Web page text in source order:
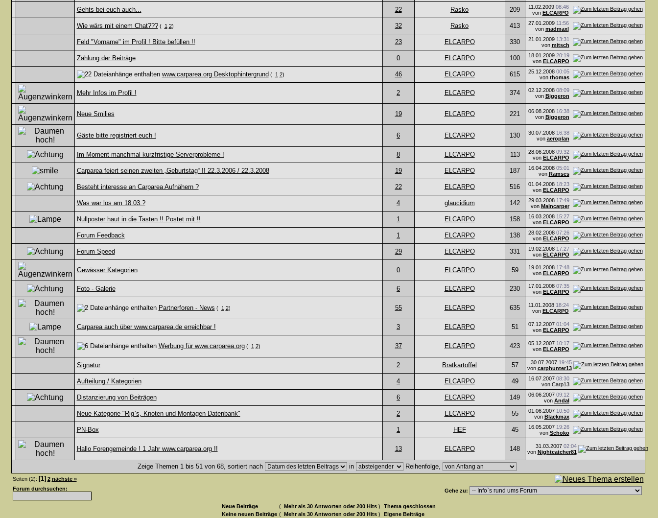
Gehts bei euch auch... 22 Rasko 209 11.02.2009 08:46
von ELCARPO
Wie wärs mit einem Chat???( 1 2) 32 Rasko 413 27.01.2009 11:56
von madmaxl
Feld "Vorname" im Profil ! Bitte befüllen !! 23 ELCARPO 330 21.01.2009 13:31
von mitsch
Zählung der Beiträge 0 ELCARPO 100 18.01.2009 20:19
von ELCARPO
www.carparea.org Desktophintergrund ( 1 2) 46 ELCARPO 615 25.12.2008 00:05
von thomas
Mehr Infos im Profil ! 2 ELCARPO 374 02.12.2008 08:09
von Biggeron
Neue Smilies 19 ELCARPO 221 06.08.2008 16:38
von Biggeron
Gäste bitte registriert euch ! 6 ELCARPO 130 30.07.2008 16:38
von aeroplan
Im Moment manchmal kurzfristige Serverprobleme ! 8 ELCARPO 113 28.06.2008 09:32
von ELCARPO
Carparea feiert seinen zweiten „Geburtstag“ !! 22.3.2006 / 22.3.2008 19 ELCARPO 187 16.04.2008 05:01
von Ramses
Besteht interesse an Carparea Aufnähern ? 22 ELCARPO 516 01.04.2008 18:23
von ELCARPO
Was war los am 18.03.? 4 glaucidium 142 29.03.2008 17:49
von Maincarper
Nullposter haut in die Tasten !! Postet mit !! 1 ELCARPO 158 16.03.2008 15:27
von ELCARPO
Forum Feedback 1 ELCARPO 138 28.02.2008 07:26
von ELCARPO
Forum Speed 29 ELCARPO 331 19.02.2008 17:27
von ELCARPO
Gewässer Kategorien 0 ELCARPO 59 19.01.2008 17:48
von ELCARPO
Foto - Galerie 6 ELCARPO 230 17.01.2008 07:35
von ELCARPO
Partnerforen - News ( 1 2) 55 ELCARPO 635 11.01.2008 18:24
von ELCARPO
Carparea auch über www.carparea.de erreichbar ! 3 ELCARPO 51 07.12.2007 01:04
von ELCARPO
Werbung für www.carparea.org( 1 2) 37 ELCARPO 423 05.12.2007 10:17
von ELCARPO
Signatur 2 Bratkartoffel 57 30.07.2007 19:45
von carphunter13
Aufteilung / Kategorien 4 ELCARPO 49 16.07.2007 08:30
von Carp13
Distanzierung von Beiträgen 6 ELCARPO 149 06.06.2007 09:12
von Andal
Neue Kategorie "Rig`s, Knoten und Montagen Datenbank" 2 ELCARPO 55 01.06.2007 10:50
von Blackmax
PN-Box 1 HEF 45 16.05.2007 19:26
von Schoko
Hallo Forengemeinde ! 1 Jahr www.carparea.org !! 13 ELCARPO 148 31.03.2007 02:04
von Nightcatcher81
Zeige Themen 1 bis 51 von 68, sortiert nach in Reihenfolge,
Seiten (2): [1] 2 nächste »
Forum durchsuchen:
Gehe zu:
Neue Beiträge ( Mehr als 30 Antworten oder 200 Hits )
Thema geschlossen
Keine neuen Beiträge ( Mehr als 30 Antworten oder 200 Hits ) Eigene Beiträge